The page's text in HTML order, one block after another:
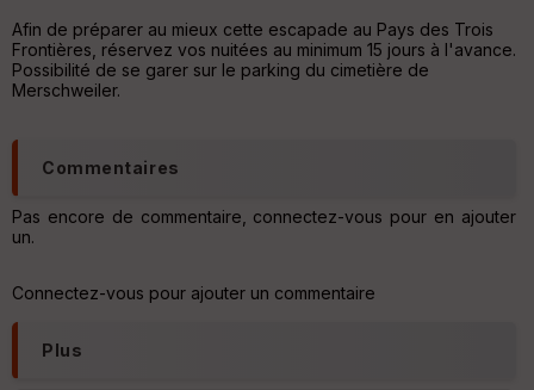
Afin de préparer au mieux cette escapade au Pays des Trois
Frontières, réservez vos nuitées au minimum 15 jours à l'avance.
Possibilité de se garer sur le parking du cimetière de
Merschweiler.
Commentaires
Pas encore de commentaire, connectez-vous pour en ajouter
un.
Connectez-vous pour ajouter un commentaire
Plus